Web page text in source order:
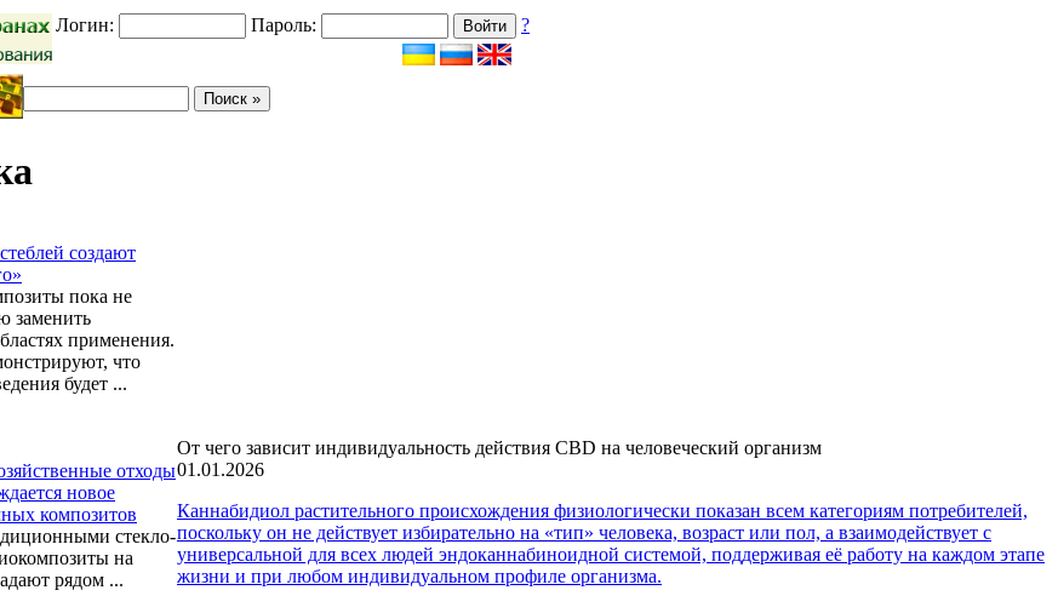
Логин: Пароль: ?
создают
пока не
заменить
применения.
что
будет ...
отходы
новое
композитов
стекло-
на
рядом ...
От чего зависит индивидуальность действия CBD на человеческий организм
01.01.2026
Каннабидиол растительного происхождения физиологически показан всем категориям потребителей,
поскольку он не действует избирательно на «тип» человека, возраст или пол, а взаимодействует с
универсальной для всех людей эндоканнабиноидной системой, поддерживая её работу на каждом этапе
жизни и при любом индивидуальном профиле организма.